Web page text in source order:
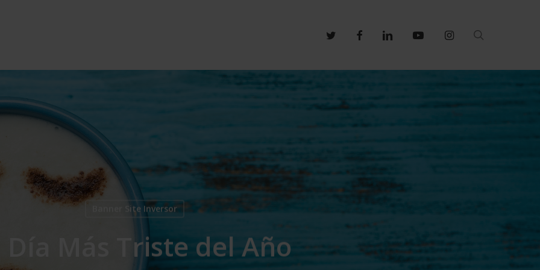
twitter facebooklinkedin youtube instagram
Banner Site Inversor
Día Más Triste del Año